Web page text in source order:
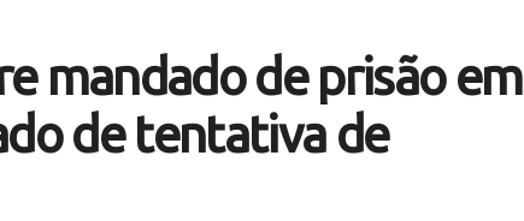
mandado de prisão em
de tentativa de